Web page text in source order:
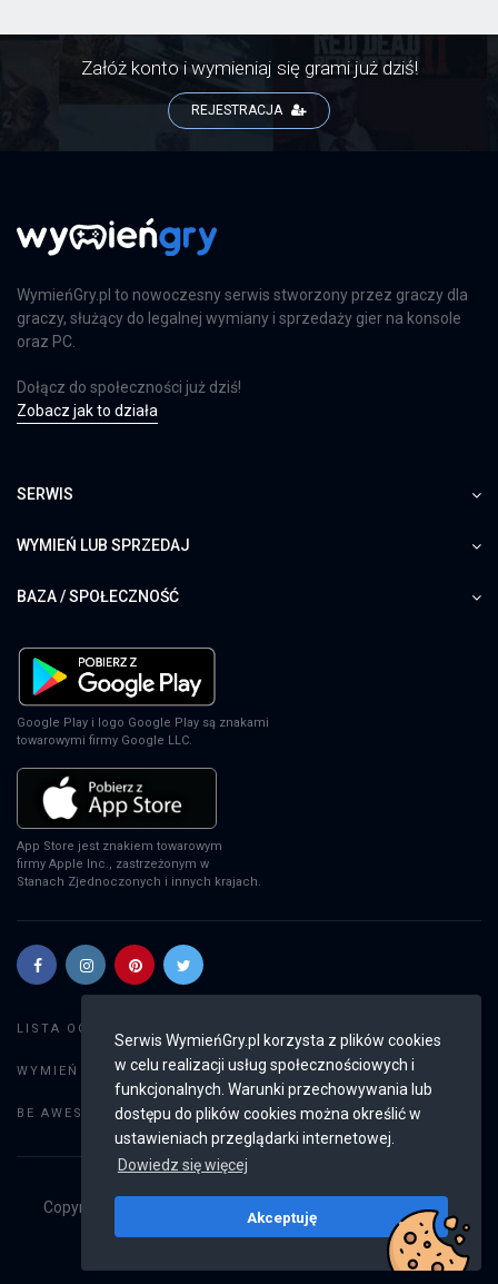
Serwis WymieńGry.pl korzysta z plików cookies
w celu realizacji usług społecznościowych i
funkcjonalnych. Warunki przechowywania lub
dostępu do plików cookies można określić w
ustawieniach przeglądarki internetowej.
Dowiedz się więcej
Akceptuję
Załóż konto i wymieniaj się grami już dziś!
REJESTRACJA
WymieńGry.pl to nowoczesny serwis stworzony przez graczy dla
graczy, służący do legalnej wymiany i sprzedaży gier na konsole
oraz PC.
Dołącz do społeczności już dziś!
Zobacz jak to działa
SERWIS
WYMIEŃ LUB SPRZEDAJ
BAZA / SPOŁECZNOŚĆ
Google Play i logo Google Play są znakami
towarowymi firmy Google LLC.
App Store jest znakiem towarowym
firmy Apple Inc., zastrzeżonym w
Stanach Zjednoczonych i innych krajach.
LISTA OGŁOSZEŃ:
WYMIEŃ GRY: Dodaj ogłoszenie
BE AWESOME: Weryfikacja konta
Copyright © 2019 - 2026
Wszystkie prawa
v2.8.4